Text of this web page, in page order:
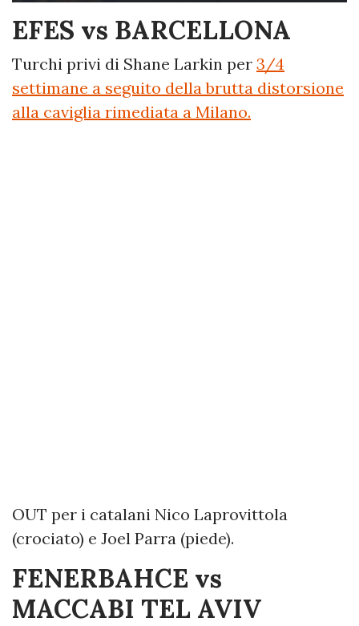
EFES vs BARCELLONA
Turchi privi di Shane Larkin per 3/4
settimane a seguito della brutta distorsione
alla caviglia rimediata a Milano.
OUT per i catalani Nico Laprovittola
(crociato) e Joel Parra (piede).
FENERBAHCE vs
MACCABI TEL AVIV